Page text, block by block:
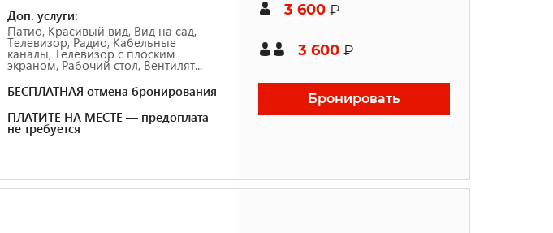
Доп. услуги:
Патио, Красивый вид, Вид на сад,
Телевизор, Радио, Кабельные
каналы, Телевизор с плоским
экраном, Рабочий стол, Вентилят...
БЕСПЛАТНАЯ отмена бронирования
ПЛАТИТЕ НА МЕСТЕ — предоплата
не требуется
3 600 ₽
3 600 ₽
Бронировать